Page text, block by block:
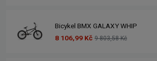
Bicykel BMX GALAXY WHIP
8 106,99 Kč 9 803,58 Kč